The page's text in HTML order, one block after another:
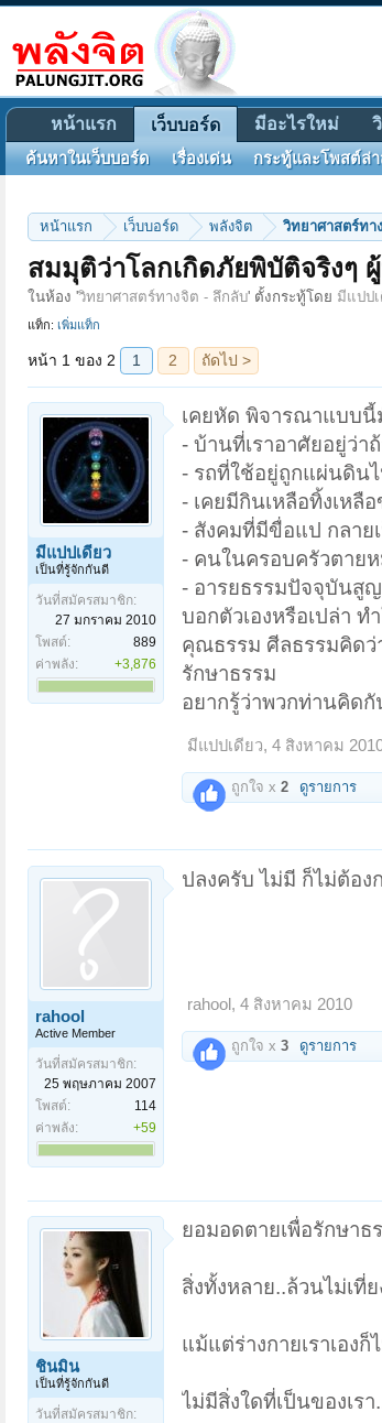
หน้าแรก เว็บบอร์ด พลังจิต วิทยาศาสตร์ทา
สมมุติว่าโลกเกิดภัยพิบัติจริงๆ
ในห้อง 'วิทยาศาสตร์ทางจิต - ลึกลับ' ตั้งกระทู้โดย มีแปป
แท็ก: เพิ่มแท็ก
หน้า 1 ของ 2 1 2
มีแปปเดียว
เป็นที่รู้จักกันดี
วันที่สมัครสมาชิก:
27 มกราคม 2010
โพสต์:
889
ค่าพลัง:
+3,876
เคยหัด พิจารณาแบบนี้
- บ้านที่เราอาศัยอยู่ว่า
- รถที่ใช้อยู่ถูกแผ่นดิน
- เคยมีกินเหลือทิ้งเหลื
- สังคมที่มีขื่อแป กลาย
- คนในครอบครัวตาย
- อารยธรรมปัจจุบันสู
บอกตัวเองหรือเปล่า ท
คุณธรรม ศีลธรรมคิดว่
รักษาธรรม
อยากรู้ว่าพวกท่านคิดกั
มีแปปเดียว, 4 สิงหาคม
ถูกใจ x 2 ดูรายการ
rahool
Active Member
วันที่สมัครสมาชิก:
25 พฤษภาคม 2007
โพสต์:
114
ค่าพลัง:
+59
ปลงครับ ไม่มี ก็ไม่ต้อง
rahool , 4 สิงหาคม 2010
ถูกใจ x 3 ดูรายการ
ชินมิน
เป็นที่รู้จักกันดี
วันที่สมัครสมาชิก:
ยอมอดตายเพื่อรักษาธ
สิ่งทั้งหลาย..ล้วนไม่เที่ย
แม้แต่ร่างกายเราเองก็
ไม่มีสิ่งใดที่เป็นของเร
หน้าแรก เว็บบอร์ด
ค้นหาในเว็บบอร์ด เรื่องเด่น กระทู้และโพสต์ล่
มีอะไรใหม่